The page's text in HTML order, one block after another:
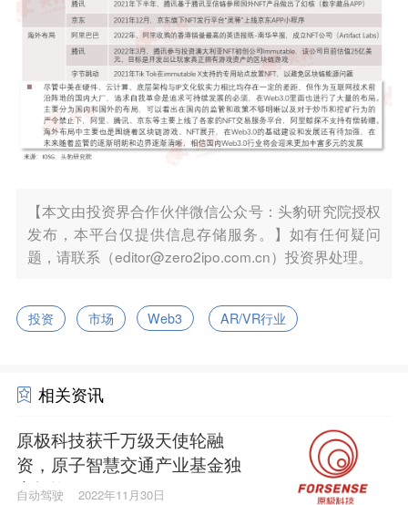
【本文由投资界合作伙伴微信公众号：头豹研究院授权
发布，本平台仅提供信息存储服务。】如有任何疑问
题，请联系（editor@zero2ipo.com.cn）投资界处理。
投资 市场 Web3 AR/VR行业
相关资讯
原极科技获千万级天使轮融
资，原子智慧交通产业基金独
家投资
自动驾驶 2022年11月30日